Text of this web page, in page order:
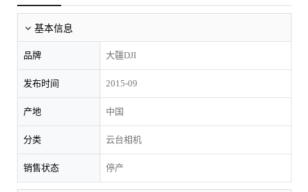
基本信息
品牌 大疆DJI
发布时间 2015-09
产地 中国
分类 云台相机
销售状态 停产